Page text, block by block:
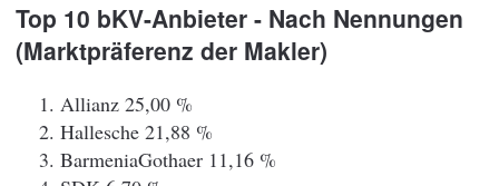
Top 10 bKV-Anbieter - Nach Nennungen
(Marktpräferenz der Makler)
Allianz 25,00 %
Hallesche 21,88 %
BarmeniaGothaer 11,16 %